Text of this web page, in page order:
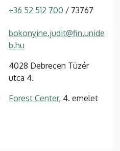
+36 52 512 700 / 73767
bokonyine.judit@fin.unide
b.hu
4028 Debrecen Tüzér
utca 4.
Forest Center, 4. emelet